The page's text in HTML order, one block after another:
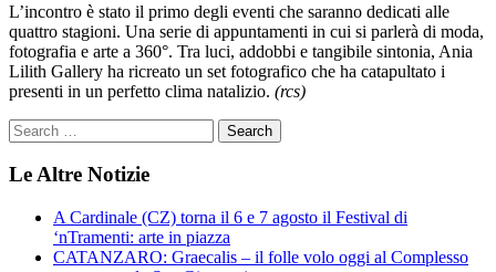
L’incontro è stato il primo degli eventi che saranno dedicati alle
quattro stagioni. Una serie di appuntamenti in cui si parlerà di moda,
fotografia e arte a 360°. Tra luci, addobbi e tangibile sintonia, Ania
Lilith Gallery ha ricreato un set fotografico che ha catapultato i
presenti in un perfetto clima natalizio. (rcs)
Le Altre Notizie
A Cardinale (CZ) torna il 6 e 7 agosto il Festival di
‘nTramenti: arte in piazza
CATANZARO: Graecalis – il folle volo oggi al Complesso